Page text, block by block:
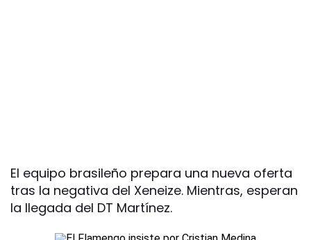
El equipo brasileño prepara una nueva oferta
tras la negativa del Xeneize. Mientras, esperan
la llegada del DT Martínez.